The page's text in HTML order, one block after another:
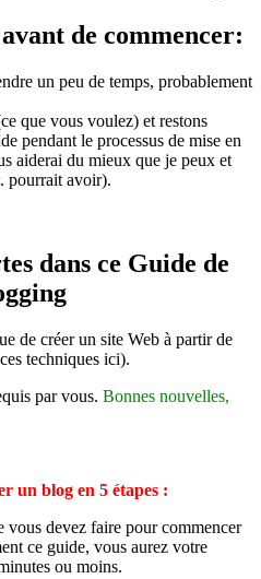
de commencer:
un peu de temps, probablement
que vous voulez) et restons
pendant le processus de mise en
aiderai du mieux que je peux et
pourrait avoir).
dans ce Guide de
de créer un site Web à partir de
techniques ici).
par vous. Bonnes nouvelles,
un blog en 5 étapes :
vous devez faire pour commencer
ce guide, vous aurez votre
ou moins.